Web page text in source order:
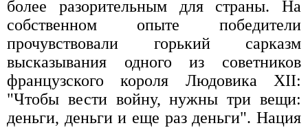
более разорительным для страны. На
собственном опыте победители
прочувствовали горький сарказм
высказывания одного из советников
французского короля Людовика XII:
"Чтобы вести войну, нужны три вещи:
деньги, деньги и еще раз деньги". Нация